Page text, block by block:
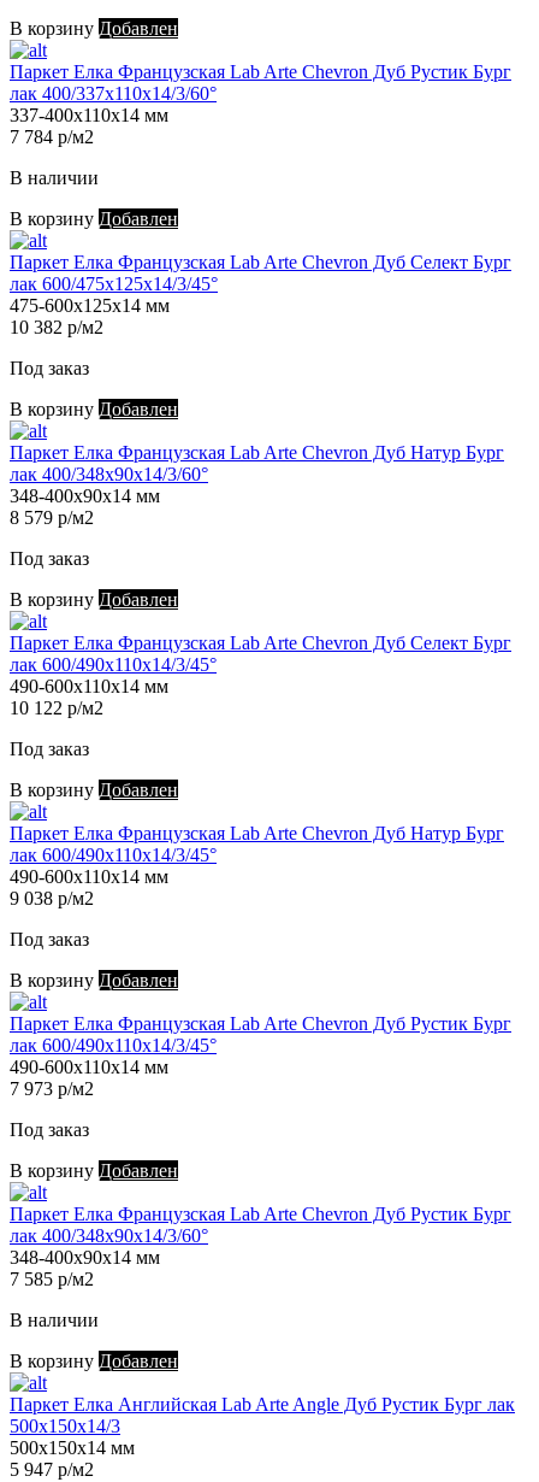
В корзину Добавлен
Паркет Елка Французская Lab Arte Chevron Дуб Рустик Бург
лак 400/337х110х14/3/60°
337-400х110х14 мм
7 784 р/м2
В наличии
В корзину Добавлен
Паркет Елка Французская Lab Arte Chevron Дуб Селект Бург
лак 600/475х125х14/3/45°
475-600х125х14 мм
10 382 р/м2
Под заказ
В корзину Добавлен
Паркет Елка Французская Lab Arte Chevron Дуб Натур Бург
лак 400/348х90х14/3/60°
348-400х90х14 мм
8 579 р/м2
Под заказ
В корзину Добавлен
Паркет Елка Французская Lab Arte Chevron Дуб Селект Бург
лак 600/490х110х14/3/45°
490-600х110х14 мм
10 122 р/м2
Под заказ
В корзину Добавлен
Паркет Елка Французская Lab Arte Chevron Дуб Натур Бург
лак 600/490х110х14/3/45°
490-600х110х14 мм
9 038 р/м2
Под заказ
В корзину Добавлен
Паркет Елка Французская Lab Arte Chevron Дуб Рустик Бург
лак 600/490х110х14/3/45°
490-600х110х14 мм
7 973 р/м2
Под заказ
В корзину Добавлен
Паркет Елка Французская Lab Arte Chevron Дуб Рустик Бург
лак 400/348х90х14/3/60°
348-400х90х14 мм
7 585 р/м2
В наличии
В корзину Добавлен
Паркет Елка Английская Lab Arte Angle Дуб Рустик Бург лак
500х150х14/3
500х150х14 мм
5 947 р/м2